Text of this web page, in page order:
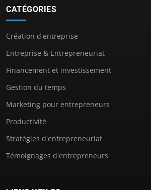
CATÉGORIES
Création d'entreprise
Entreprise & Entrepreneuriat
Financement et investissement
Gestion du temps
Marketing pour entrepreneurs
Productivité
Stratégies d'entrepreneuriat
Témoignages d'entrepreneurs